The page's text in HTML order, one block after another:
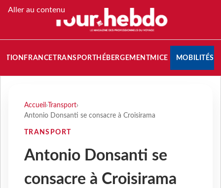
Aller au contenu
FRANCETRANSPORT HÉBERGEMENTMICE MOBILITÉS
Accueil › Transport›
Antonio Donsanti se consacre à Croisirama
TRANSPORT
Antonio Donsanti se
consacre à Croisirama